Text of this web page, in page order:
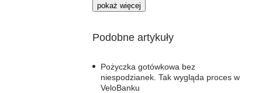
pokaż więcej
Podobne artykuły
Pożyczka gotówkowa bez
niespodzianek. Tak wygląda proces w
VeloBanku